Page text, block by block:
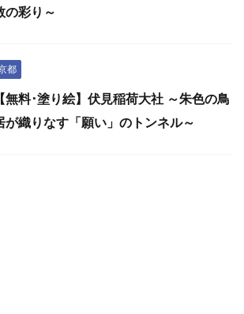
の彩り～
都
【無料･塗り絵】伏見稲荷大社 ～朱色の鳥
が織りなす「願い」のトンネル～